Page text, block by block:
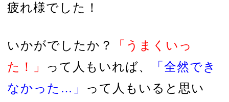
疲れ様でした！
いかがでしたか ？
「うまくいっ
た！」
って人もいれば、
「全然でき
なかった…」
って人もいると思い